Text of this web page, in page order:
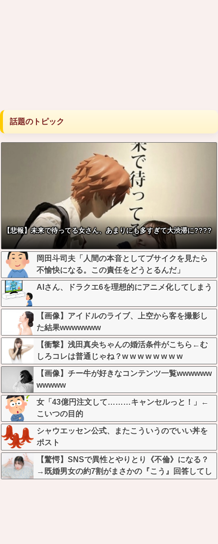
話題のトピック
【悲報】未来で待ってる女さん、あまりにも多すぎて大渋滞に????
岡田斗司夫「人間の本音としてブサイクを見たら
不愉快になる。この責任をどうとるんだ」
AIさん、ドラクエ6を理想的にアニメ化してしまう
【画像】アイドルのライブ、上空から客を撮影し
た結果wwwwwww
【衝撃】浅田真央ちゃんの婚活条件がこちら←む
しろコレは普通じゃね？w w w w w w w w
【画像】チー牛が好きなコンテンツ一覧wwwwww
wwwww
女「43億円注文して………キャンセルっと！」←
こいつの目的
シャウエッセン公式、またこういうのでいい丼を
ポスト
【驚愕】SNSで異性とやりとり《不倫》になる？
→既婚男女の約7割がまさかの『こう』回答してし